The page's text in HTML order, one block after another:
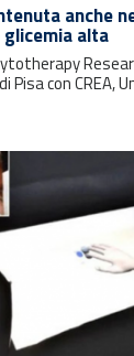
anche
alta
Pisa con CREA,